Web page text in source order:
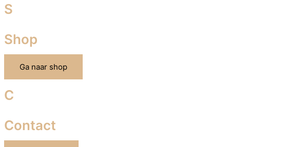
S
Shop
Ga naar shop
C
Contact